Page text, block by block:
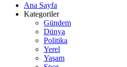
Ana Sayfa
Kategoriler
Gündem
Dünya
Politika
Yerel
Yaşam